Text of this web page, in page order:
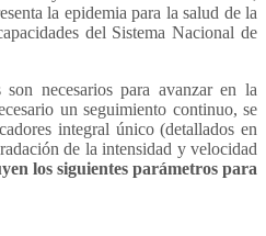
la epidemia para la salud de la
del Sistema Nacional de
necesarios para avanzar en la
un seguimiento continuo, se
integral único (detallados en
de la intensidad y velocidad
los siguientes parámetros para